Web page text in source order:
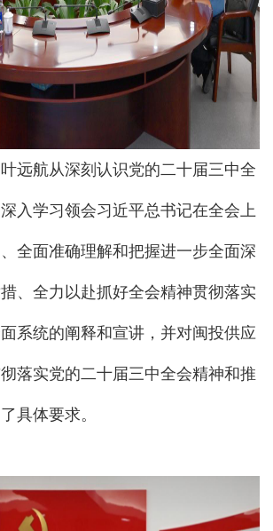
航从深刻认识党的二十届三中全
入学习领会习近平总书记在全会上
全面准确理解和把握进一步全面深
、全力以赴抓好全会精神贯彻落实
系统的阐释和宣讲，并对闽投供应
落实党的二十届三中全会精神和推
具体要求。